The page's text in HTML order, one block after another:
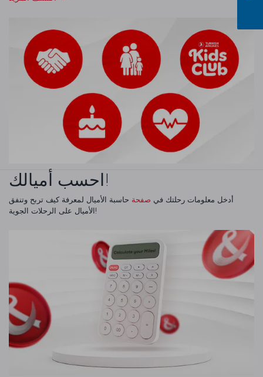
احسب أميالك!
أدخل معلومات رحلتك في صفحة حاسبة الأميال لمعرفة كيف تربح وتنفق
الأميال على الرحلات الجوية!